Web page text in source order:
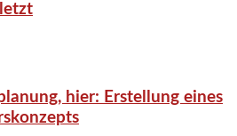
hier: Erstellung eines